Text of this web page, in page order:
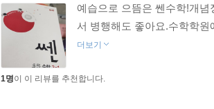
예습으로 으뜸은 쎈수학!개
서 병행해도 좋아요.수학학
더보기
1명이 이 리뷰를 추천합니다.